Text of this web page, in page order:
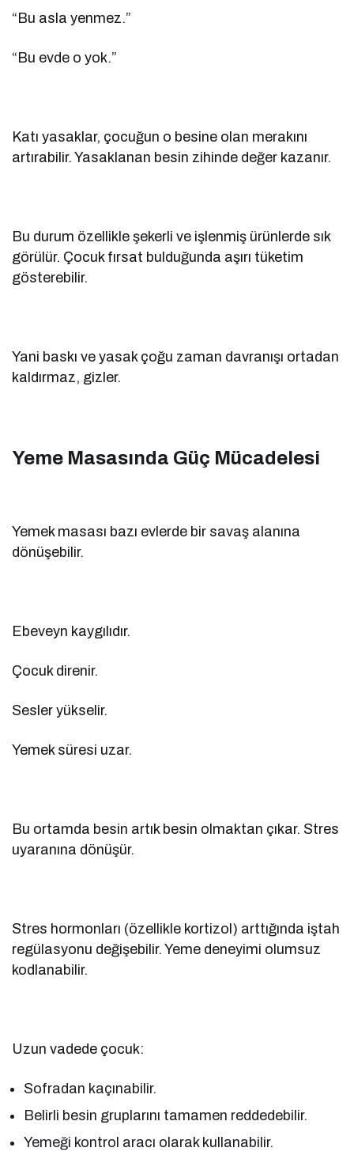
“Bu asla yenmez.”
“Bu evde o yok.”
Katı yasaklar, çocuğun o besine olan merakını
artırabilir. Yasaklanan besin zihinde değer kazanır.
Bu durum özellikle şekerli ve işlenmiş ürünlerde sık
görülür. Çocuk fırsat bulduğunda aşırı tüketim
gösterebilir.
Yani baskı ve yasak çoğu zaman davranışı ortadan
kaldırmaz, gizler.
Yeme Masasında Güç Mücadelesi
Yemek masası bazı evlerde bir savaş alanına
dönüşebilir.
Ebeveyn kaygılıdır.
Çocuk direnir.
Sesler yükselir.
Yemek süresi uzar.
Bu ortamda besin artık besin olmaktan çıkar. Stres
uyaranına dönüşür.
Stres hormonları (özellikle kortizol) arttığında iştah
regülasyonu değişebilir. Yeme deneyimi olumsuz
kodlanabilir.
Uzun vadede çocuk:
Sofradan kaçınabilir.
Belirli besin gruplarını tamamen reddedebilir.
Yemeği kontrol aracı olarak kullanabilir.